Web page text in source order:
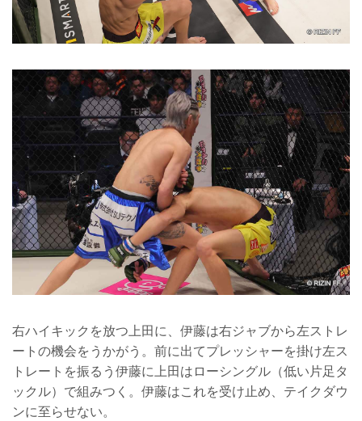
右ハイキックを放つ上田に、伊藤は右ジャブから左ストレ
ートの機会をうかがう。前に出てプレッシャーを掛け左ス
トレートを振るう伊藤に上田はローシングル（低い片足タ
ックル）で組みつく。伊藤はこれを受け止め、テイクダウ
ンに至らせない。